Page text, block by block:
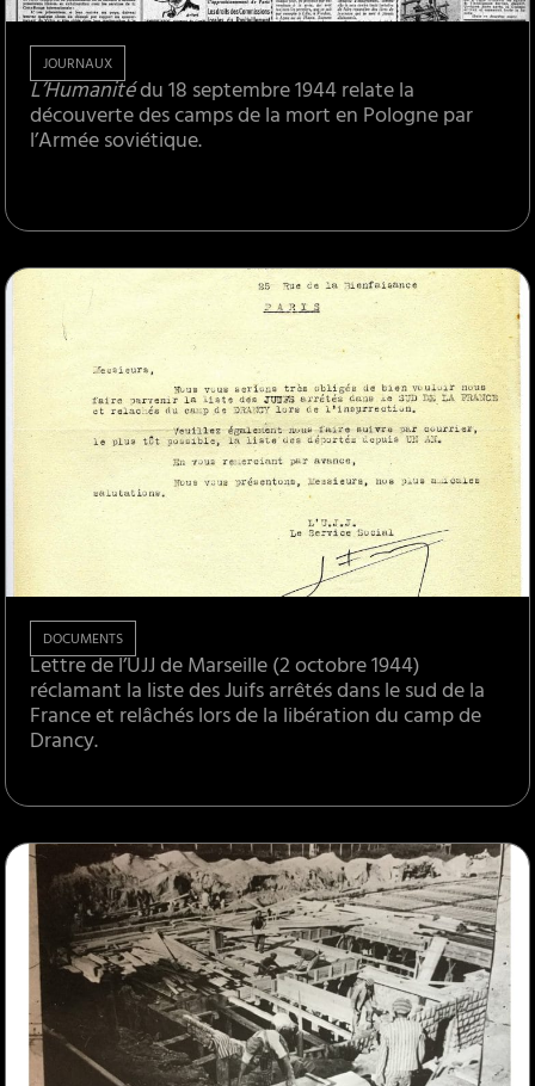
JOURNAUX
L’Humanitédu 18 septembre 1944 relate la
découverte des camps de la mort en Pologne par
l’Armée soviétique.
DOCUMENTS
Lettre de l’UJJ de Marseille (2 octobre 1944)
réclamant la liste des Juifs arrêtés dans le sud de la
France et relâchés lors de la libération du camp de
Drancy.